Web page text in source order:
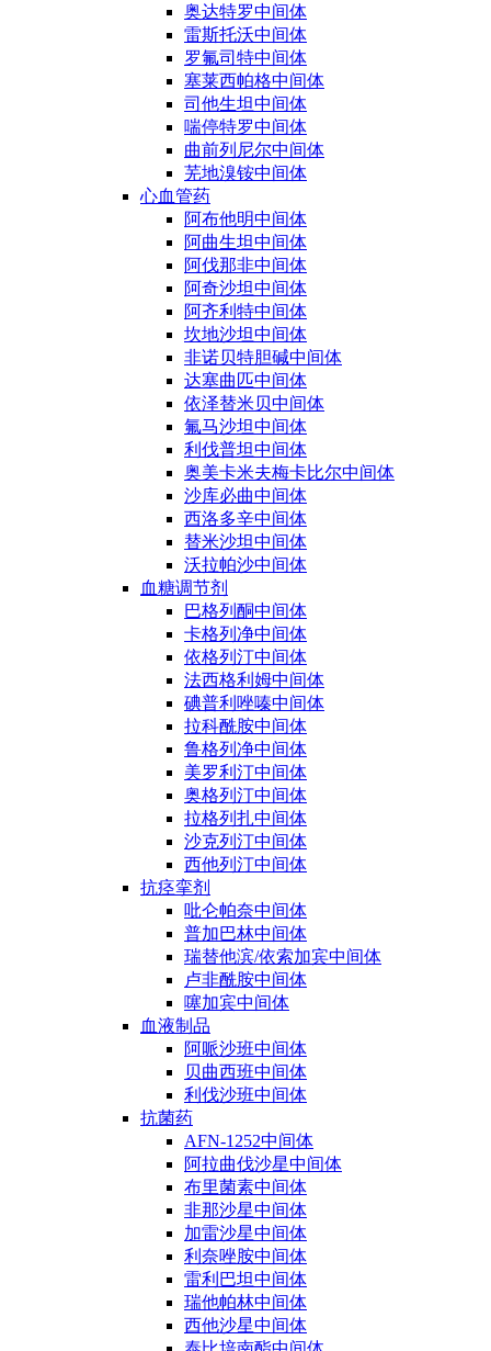
奥达特罗中间体
雷斯托沃中间体
罗氟司特中间体
塞莱西帕格中间体
司他生坦中间体
喘停特罗中间体
曲前列尼尔中间体
芜地溴铵中间体
心血管药
阿布他明中间体
阿曲生坦中间体
阿伐那非中间体
阿奇沙坦中间体
阿齐利特中间体
坎地沙坦中间体
非诺贝特胆碱中间体
达塞曲匹中间体
依泽替米贝中间体
氟马沙坦中间体
利伐普坦中间体
奥美卡米夫梅卡比尔中间体
沙库必曲中间体
西洛多辛中间体
替米沙坦中间体
沃拉帕沙中间体
血糖调节剂
巴格列酮中间体
卡格列净中间体
依格列汀中间体
法西格利姆中间体
碘普利唑嗪中间体
拉科酰胺中间体
鲁格列净中间体
美罗利汀中间体
奥格列汀中间体
拉格列扎中间体
沙克列汀中间体
西他列汀中间体
抗痉挛剂
吡仑帕奈中间体
普加巴林中间体
瑞替他滨/依索加宾中间体
卢非酰胺中间体
噻加宾中间体
血液制品
阿哌沙班中间体
贝曲西班中间体
利伐沙班中间体
抗菌药
AFN-1252中间体
阿拉曲伐沙星中间体
布里菌素中间体
非那沙星中间体
加雷沙星中间体
利奈唑胺中间体
雷利巴坦中间体
瑞他帕林中间体
西他沙星中间体